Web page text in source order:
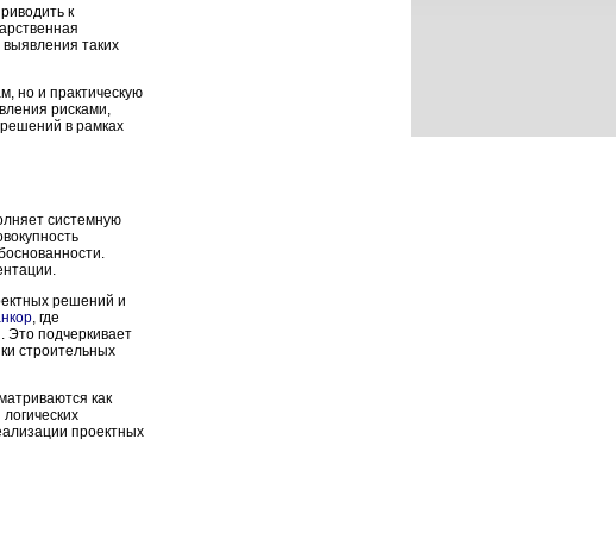
к
таких
но и практическую
рисками,
в рамках
системную
решений и
, где
Это подчеркивает
строительных
как
проектных